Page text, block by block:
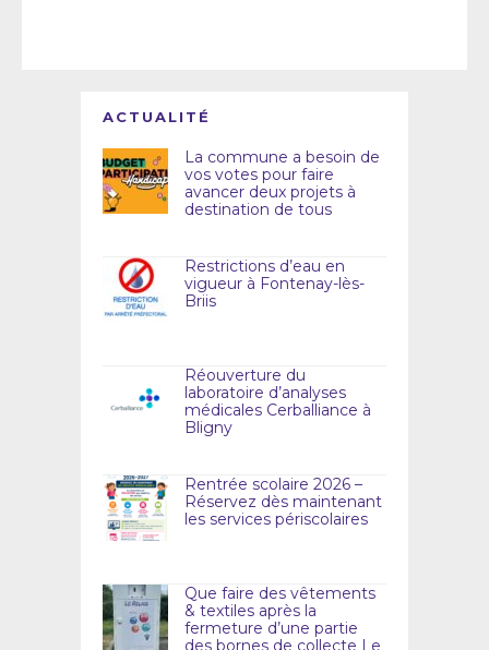
ACTUALITÉ
La commune a besoin de
vos votes pour faire
avancer deux projets à
destination de tous
Restrictions d’eau en
vigueur à Fontenay-lès-
Briis
Réouverture du
laboratoire d’analyses
médicales Cerballiance à
Bligny
Rentrée scolaire 2026 –
Réservez dès maintenant
les services périscolaires
Que faire des vêtements
& textiles après la
fermeture d’une partie
des bornes de collecte Le